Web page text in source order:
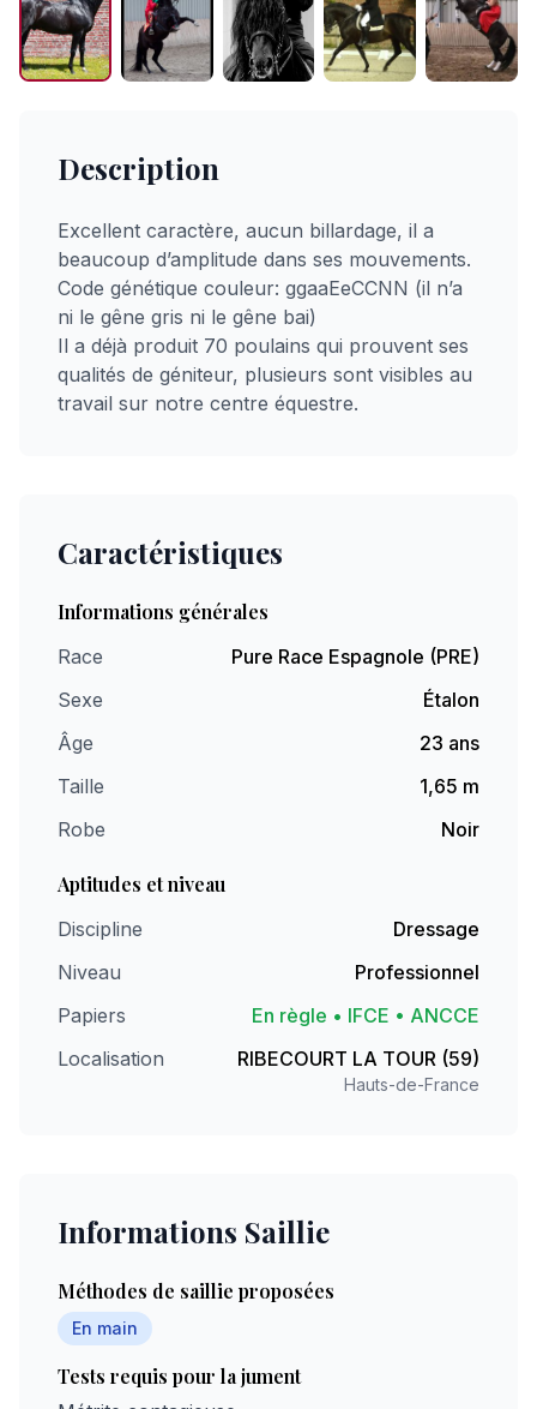
Description
Excellent caractère, aucun billardage, il a
beaucoup d’amplitude dans ses mouvements.
Code génétique couleur: ggaaEeCCNN (il n’a
ni le gêne gris ni le gêne bai)
Il a déjà produit 70 poulains qui prouvent ses
qualités de géniteur, plusieurs sont visibles au
travail sur notre centre équestre.
Caractéristiques
Informations générales
Race
Pure Race Espagnole (PRE)
Sexe
Étalon
Âge
23 ans
Taille
1,65 m
Robe
Noir
Aptitudes et niveau
Discipline
Dressage
Niveau
Professionnel
Papiers
En règle • IFCE • ANCCE
Localisation
RIBECOURT LA TOUR (59)
Hauts-de-France
Informations Saillie
Méthodes de saillie proposées
En main
Tests requis pour la jument